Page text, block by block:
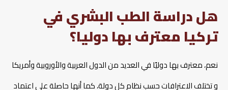
هل دراسة الطب البشري في
تركيا معترف بها دوليا؟
نعم، معترف بها دوليًا في العديد من الدول العربية والأوروبية وأمريكا
و تختلف الاعترافات حسب نظام كل دولة، كما أنها حاصلة على اعتماد